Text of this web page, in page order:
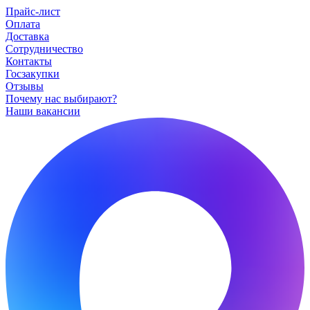
Прайс-лист
Оплата
Доставка
Сотрудничество
Контакты
Госзакупки
Отзывы
Почему нас выбирают?
Наши вакансии